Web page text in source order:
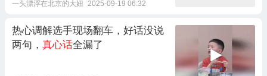
一头漂浮在北京的大妞 2025-09-19 06:32
热心调解选手现场翻车，好话没说
两句， 真心话全漏了